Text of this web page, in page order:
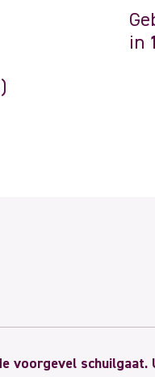
in
voorgevel schuilgaat.